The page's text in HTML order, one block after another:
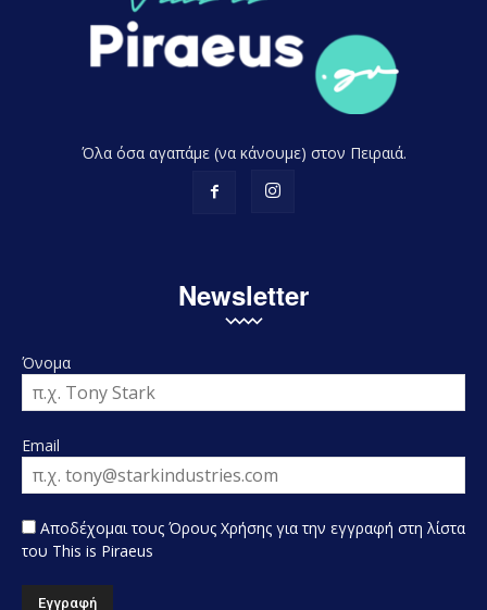
Όλα όσα αγαπάμε (να κάνουμε) στον Πειραιά.
Newsletter
Όνομα
Email
Αποδέχομαι τους Όρους Χρήσης για την εγγραφή στη λίστα
του This is Piraeus